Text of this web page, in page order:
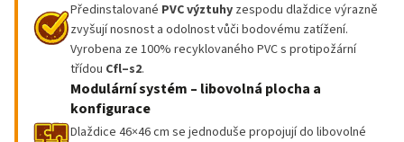
Předinstalované PVC výztuhy zespodu dlaždice výrazně
zvyšují nosnost a odolnost vůči bodovému zatížení.
Vyrobena ze 100% recyklovaného PVC s protipožární
třídou Cfl–s2.
Modulární systém – libovolná plocha a
konfigurace
Dlaždice 46×46 cm se jednoduše propojují do libovolné